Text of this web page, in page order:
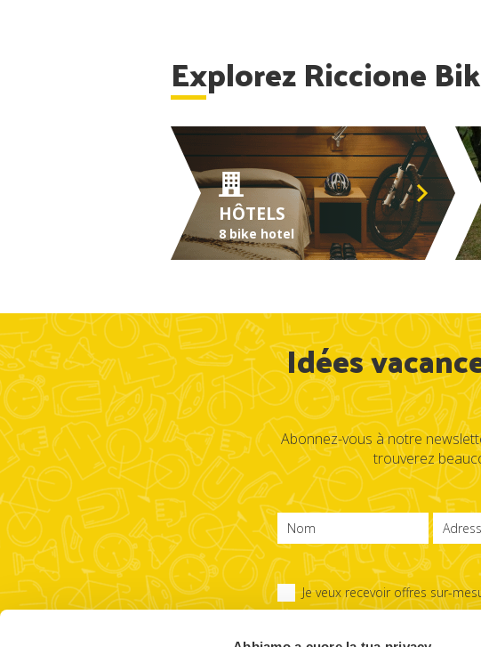
Explorez Riccione
HÔTELS
8 bike hotel
Idées
Abonnez-vous à notre
trouverez
Je veux recevoir offres sur-